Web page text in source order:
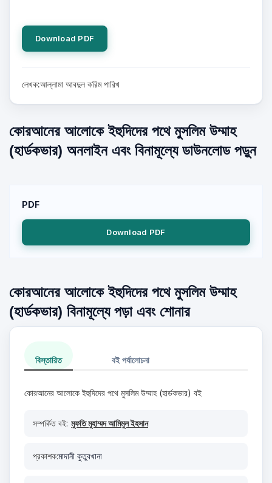
Download PDF
লেখক:আল্লামা আবদুল করিম পারিখ
কোরআনের আলোকে ইহুদিদের পথে মুসলিম উম্মাহ
(হার্ডকভার) অনলাইন এবং বিনামূল্যে ডাউনলোড পড়ুন
PDF
Download PDF
কোরআনের আলোকে ইহুদিদের পথে মুসলিম উম্মাহ
(হার্ডকভার) বিনামূল্যে পড়া এবং শোনার
বিস্তারিত বই পর্যালোচনা
কোরআনের আলোকে ইহুদিদের পথে মুসলিম উম্মাহ (হার্ডকভার) বই
সম্পর্কিত বই: মুফতি মুহাম্মদ আমিমুল ইহসান
প্রকাশক:মাদানী কুতুবখানা